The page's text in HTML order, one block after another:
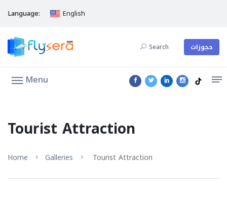
Language: English
Search حجوزات
Menu
Tourist Attraction
Home Galleries Tourist Attraction